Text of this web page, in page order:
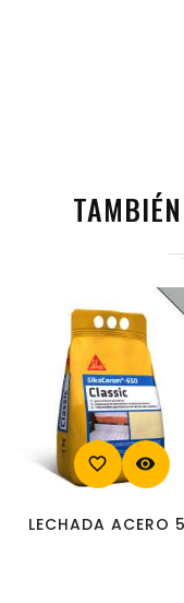
favorite_border visibility
LECHADA ACERO